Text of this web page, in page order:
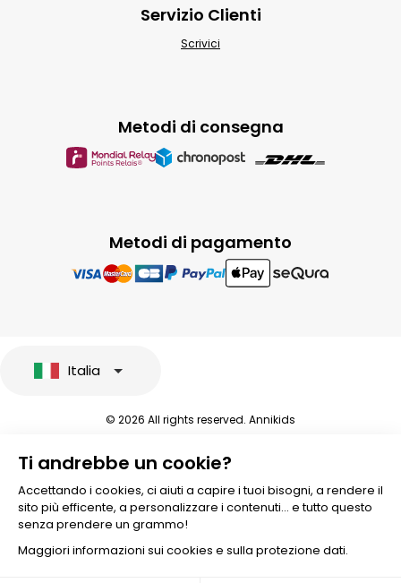
Metodi di pagamento
Metodi di consegna
Servizio Clienti
Scrivici
Ti andrebbe un cookie?
Accettando i cookies, ci aiuti a capire i tuoi bisogni, a rendere il
sito più efficente, a personalizzare i contenuti... e tutto questo
senza prendere un grammo!
Maggiori informazioni sui cookies e sulla protezione dati.
Italia
© 2026 All rights reserved. Annikids